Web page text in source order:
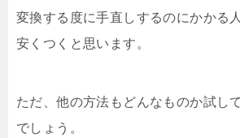
変換する度に手直しするのにかかる
安くつくと思います。
ただ、他の方法もどんなものか試し
でしょう。